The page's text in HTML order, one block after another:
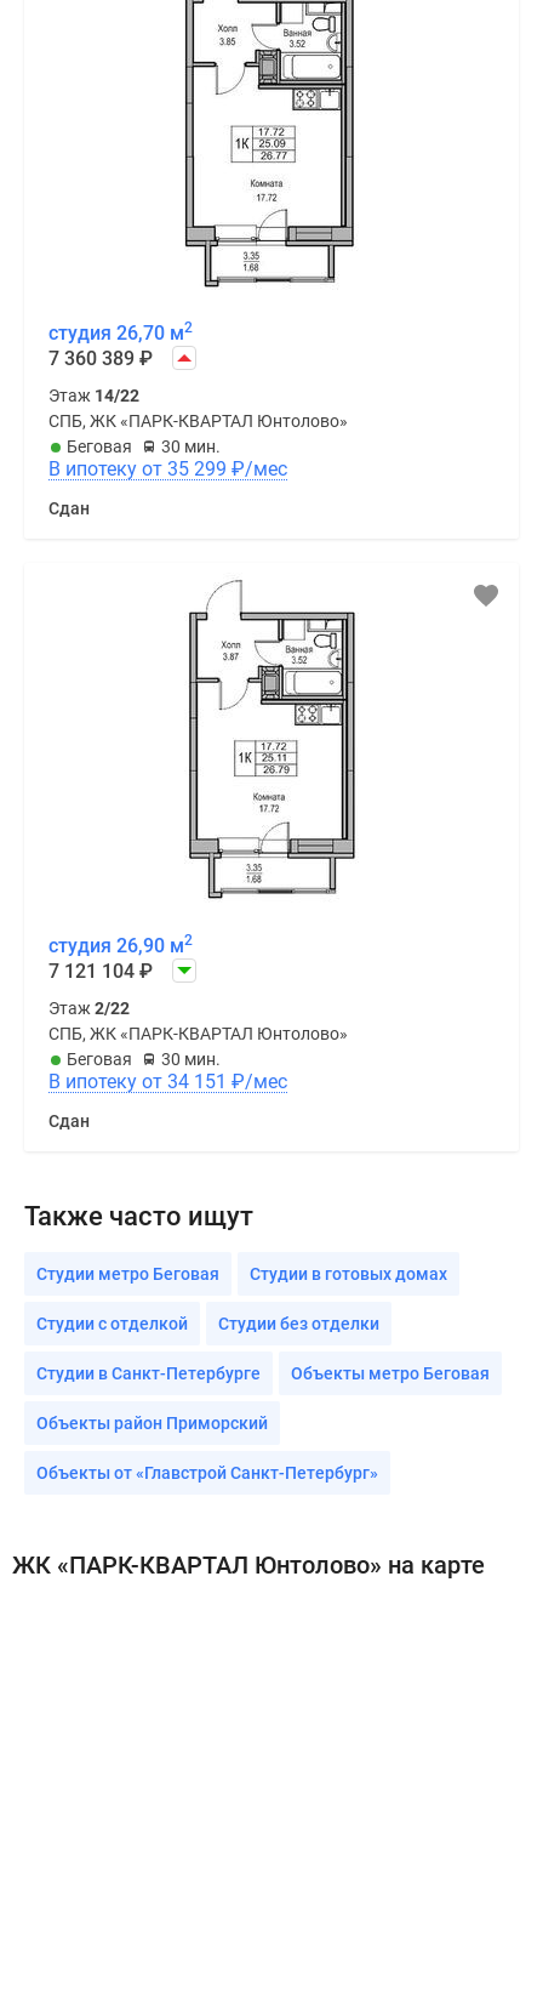
студия 26,70 м2
7 360 389 ₽
Этаж 14/22
СПБ, ЖК «ПАРК-КВАРТАЛ Юнтолово»
Беговая
30 мин.
В ипотеку от 35 299 ₽/мес
Сдан
студия 26,90 м2
7 121 104 ₽
Этаж2/22
СПБ, ЖК «ПАРК-КВАРТАЛ Юнтолово»
Беговая
30 мин.
В ипотеку от 34 151 ₽/мес
Сдан
Также часто ищут
Студии метро Беговая Студии в готовых домах
Студии с отделкой Студии без отделки
Студии в Санкт-Петербурге Объекты метро Беговая
Объекты район Приморский
Объекты от «Главстрой Санкт-Петербург»
ЖК «ПАРК-КВАРТАЛ Юнтолово» на карте